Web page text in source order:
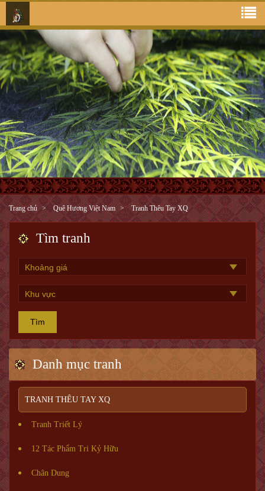
Trang chủ Quê Hương Việt Nam Tranh Thêu Tay XQ
Tìm tranh
Tìm
Danh mục tranh
TRANH THÊU TAY XQ
Tranh Triết Lý
12 Tác Phẩm Tri Kỷ Hữu
Chân Dung